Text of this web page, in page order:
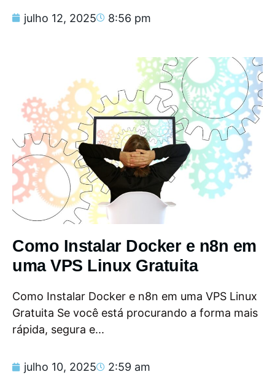
julho 12, 2025 8:56 pm
Como Instalar Docker e n8n em
uma VPS Linux Gratuita
Como Instalar Docker e n8n em uma VPS Linux
Gratuita Se você está procurando a forma mais
rápida, segura e...
julho 10, 2025 2:59 am